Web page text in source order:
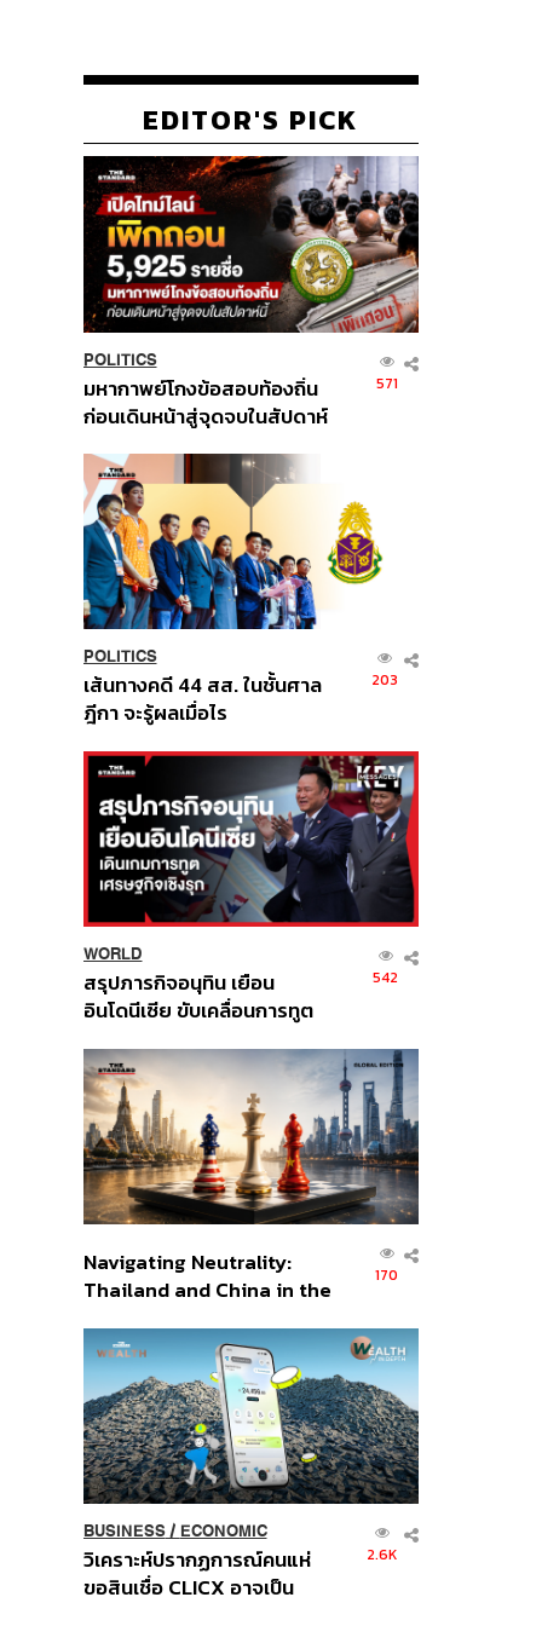
EDITOR'S PICK
POLITICS
มหากาพย์โกงข้อสอบท้องถิ่น
ก่อนเดินหน้าสู่จุดจบในสัปดาห์
571
POLITICS
เส้นทางคดี 44 สส. ในชั้นศาล
ฎีกา จะรู้ผลเมื่อไร
203
WORLD
สรุปภารกิจอนุทิน เยือน
อินโดนีเซีย ขับเคลื่อนการทูต
ส่วนยุทธศาสตร์ไทย –
อินโดนีเซีย
542
Navigating Neutrality:
Thailand and China in the
Order
170
BUSINESS/ ECONOMIC
วิเคราะห์ปรากฏการณ์คนแห่
ขอสินเชื่อ CLICX อาจเป็น
2.6K